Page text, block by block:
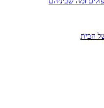
הבית